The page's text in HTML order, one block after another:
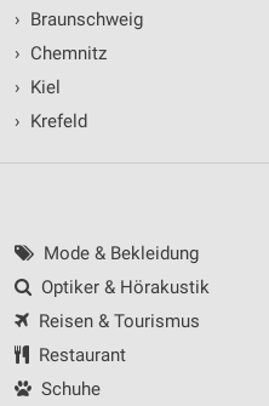
› Braunschweig
› Chemnitz
› Kiel
› Krefeld
Mode & Bekleidung
Optiker & Hörakustik
Reisen & Tourismus
Restaurant
Schuhe